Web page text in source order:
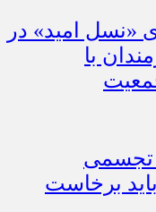
«نسل امید» در
با
تجسمی
برخاست